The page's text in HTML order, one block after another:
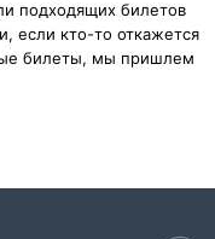
подходящих билетов
если кто-то откажется
билеты, мы пришлем